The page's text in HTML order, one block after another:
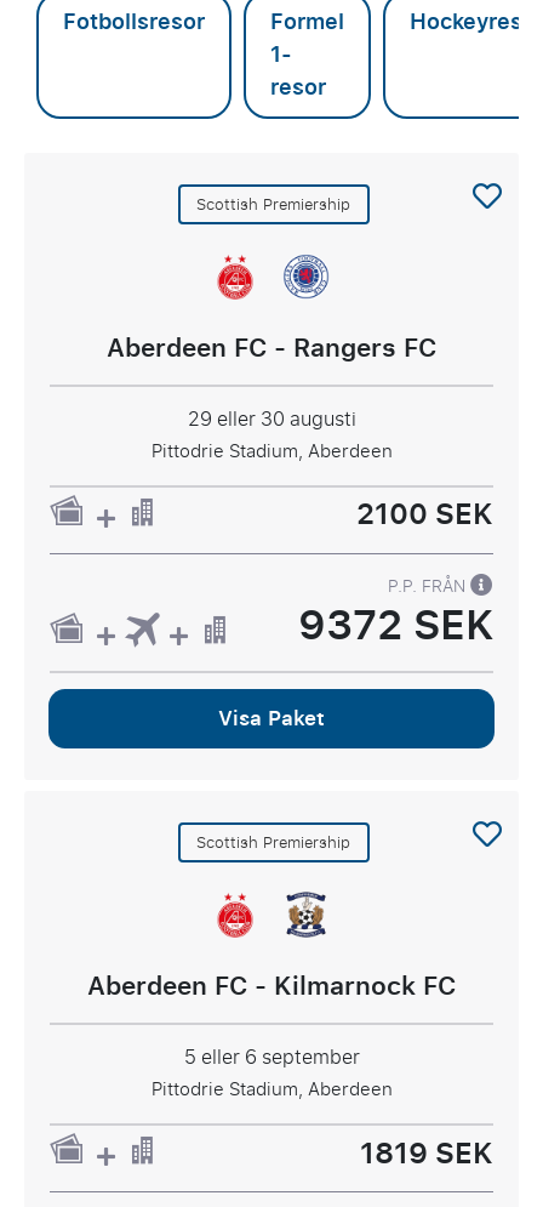
Fotbollsresor Formel
1-
resor
Hockeyresor
Scottish Premiership
Aberdeen FC - Rangers FC
29 eller 30 augusti
Pittodrie Stadium, Aberdeen
2100 SEK
P.P. FRÅN
9372 SEK
Visa Paket
Scottish Premiership
Aberdeen FC - Kilmarnock FC
5 eller 6 september
Pittodrie Stadium, Aberdeen
1819 SEK